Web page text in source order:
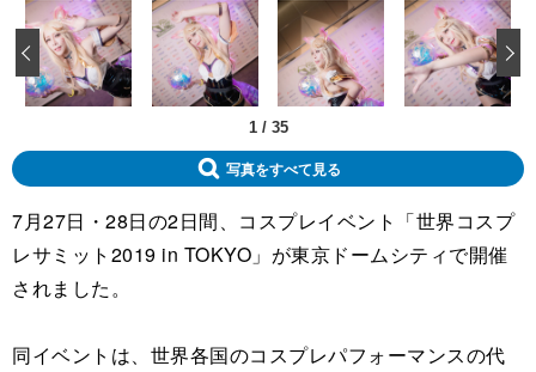
1/ 35
‹
写真をすべて見る
7月27日・28日の2日間、コスプレイベント「世界コスプ
レサミット2019 in TOKYO」が東京ドームシティで開催
されました。
同イベントは、世界各国のコスプレパフォーマンスの代